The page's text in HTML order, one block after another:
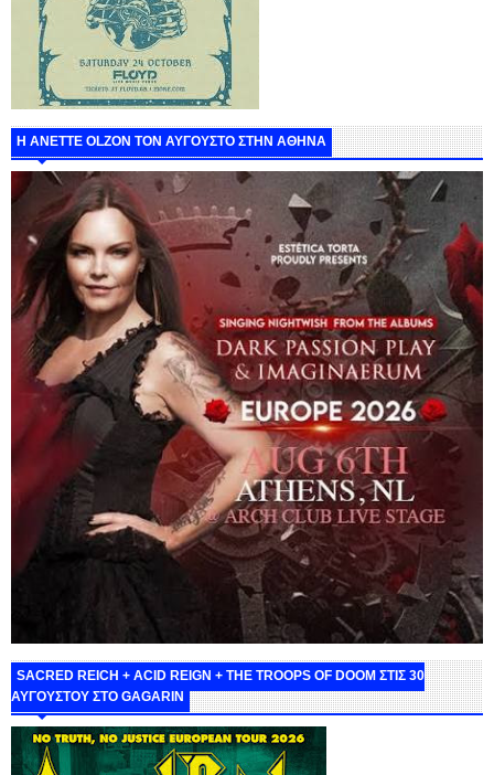
Η ANETTE OLZON ΤΟΝ ΑΥΓΟΥΣΤΟ ΣΤΗΝ ΑΘΗΝΑ
SACRED REICH + ACID REIGN + THE TROOPS OF DOOM ΣΤΙΣ 30
ΑΥΓΟΥΣΤΟΥ ΣΤΟ GAGARIN